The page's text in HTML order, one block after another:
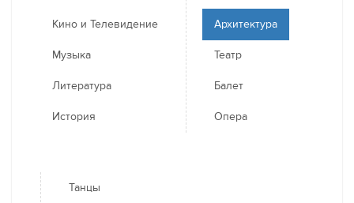
Кино и Телевидение
Музыка
Литература
История
Архитектура
Театр
Балет
Опера
Танцы